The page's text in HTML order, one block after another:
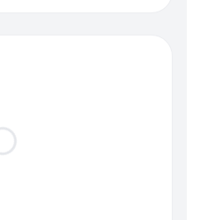
Loading...